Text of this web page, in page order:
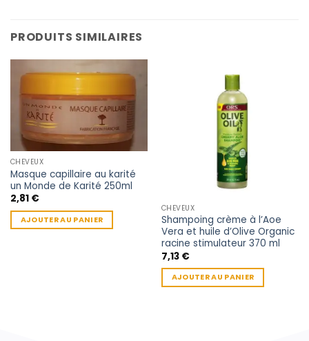
PRODUITS SIMILAIRES
CHEVEUX
Masque capillaire au karité
un Monde de Karité 250ml
2,81 €
AJOUTER AU PANIER
CHEVEUX
Shampoing crème à l’Aoe
Vera et huile d’Olive Organic
racine stimulateur 370 ml
7,13 €
AJOUTER AU PANIER